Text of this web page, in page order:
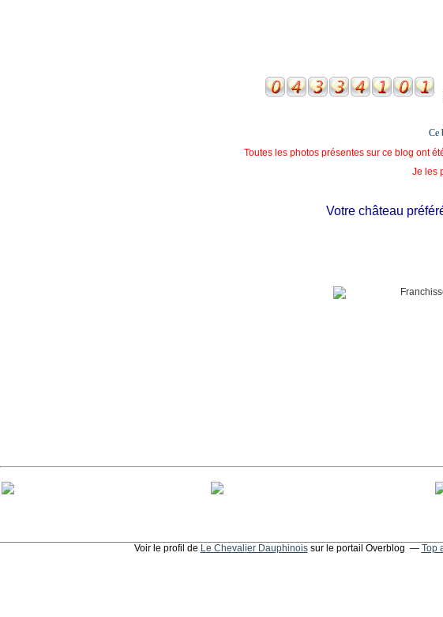
Ce
Toutes les photos présentes sur ce blog ont
Je les
Votre château
Voir le profil de Le Chevalier Dauphinoissur le portail Overblog Top